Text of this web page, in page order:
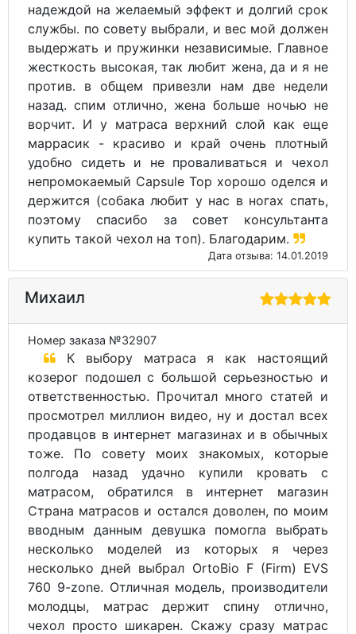
надеждой на желаемый эффект и долгий срок
службы. по совету выбрали, и вес мой должен
выдержать и пружинки независимые. Главное
жесткость высокая, так любит жена, да и я не
против. в общем привезли нам две недели
назад. спим отлично, жена больше ночью не
ворчит. И у матраса верхний слой как еще
маррасик - красиво и край очень плотный
удобно сидеть и не проваливаться и чехол
непромокаемый Capsule Top хорошо оделся и
держится (собака любит у нас в ногах спать,
поэтому спасибо за совет консультанта
купить такой чехол на топ). Благодарим.
Дата отзыва: 14.01.2019
Михаил
Номер заказа №32907
К выбору матраса я как настоящий
козерог подошел с большой серьезностью и
ответственностью. Прочитал много статей и
просмотрел миллион видео, ну и достал всех
продавцов в интернет магазинах и в обычных
тоже. По совету моих знакомых, которые
полгода назад удачно купили кровать с
матрасом, обратился в интернет магазин
Страна матрасов и остался доволен, по моим
вводным данным девушка помогла выбрать
несколько моделей из которых я через
несколько дней выбрал OrtoBio F (Firm) EVS
760 9-zone. Отличная модель, производители
молодцы, матрас держит спину отлично,
чехол просто шикарен. Скажу сразу матрас